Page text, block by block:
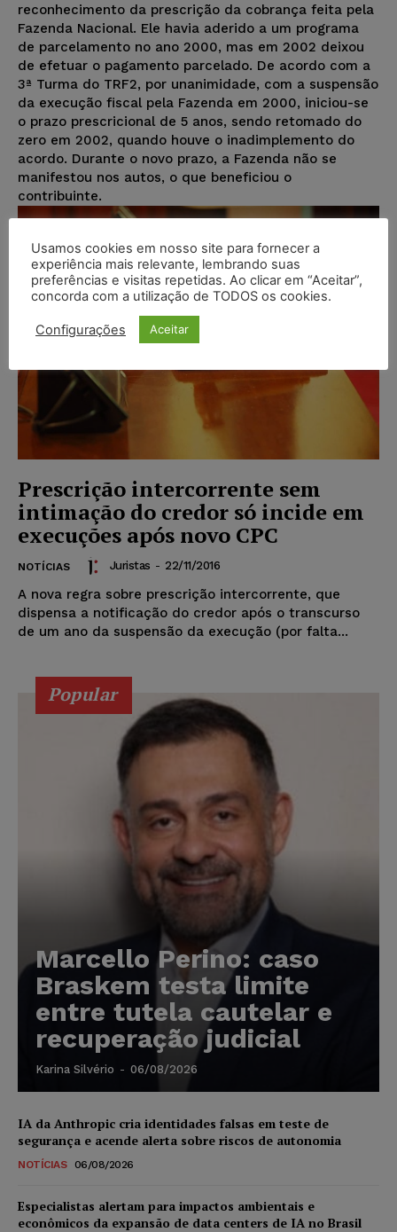
reconhecimento da prescrição da cobrança feita pela
Fazenda Nacional. Ele havia aderido a um programa
de parcelamento no ano 2000, mas em 2002 deixou
de efetuar o pagamento parcelado. De acordo com a
3ª Turma do TRF2, por unanimidade, com a suspensão
da execução fiscal pela Fazenda em 2000, iniciou-se
o prazo prescricional de 5 anos, sendo retomado do
zero em 2002, quando houve o inadimplemento do
acordo. Durante o novo prazo, a Fazenda não se
manifestou nos autos, o que beneficiou o
contribuinte.
Prescrição intercorrente sem
intimação do credor só incide em
execuções após novo CPC
NOTÍCIAS Juristas - 22/11/2016
A nova regra sobre prescrição intercorrente, que
dispensa a notificação do credor após o transcurso
de um ano da suspensão da execução (por falta...
Popular
Marcello Perino: caso
Braskem testa limite
entre tutela cautelar e
recuperação judicial
Karina Silvério - 06/08/2026
IA da Anthropic cria identidades falsas em teste de
segurança e acende alerta sobre riscos de autonomia
NOTÍCIAS 06/08/2026
Especialistas alertam para impactos ambientais e
econômicos da expansão de data centers de IA no Brasil
Usamos cookies em nosso site para fornecer a
experiência mais relevante, lembrando suas
preferências e visitas repetidas. Ao clicar em “Aceitar”,
concorda com a utilização de TODOS os cookies.
Configurações Aceitar